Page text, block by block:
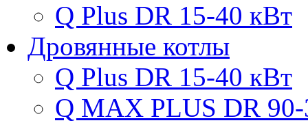
Q Plus DR 15-40 кВт
Дровянные котлы
Q Plus DR 15-40 кВт
Q MAX PLUS DR